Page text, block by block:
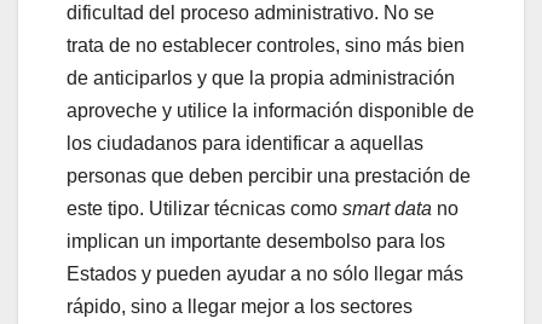
dificultad del proceso administrativo. No se
trata de no establecer controles, sino más bien
de anticiparlos y que la propia administración
aproveche y utilice la información disponible de
los ciudadanos para identificar a aquellas
personas que deben percibir una prestación de
este tipo. Utilizar técnicas como smart data no
implican un importante desembolso para los
Estados y pueden ayudar a no sólo llegar más
rápido, sino a llegar mejor a los sectores